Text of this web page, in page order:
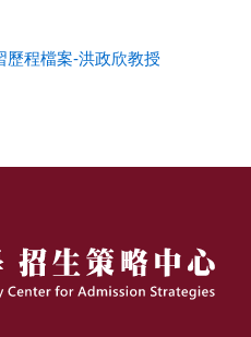
歷程檔案-洪政欣教授